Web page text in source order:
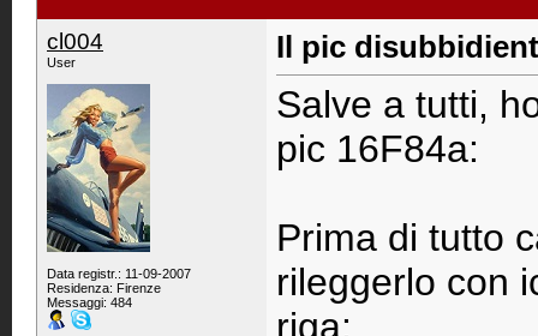
cl004
User
Data registr.: 11-09-2007
Residenza: Firenze
Messaggi: 484
Il pic
Salve a tutti,
pic 16F84a:
Prima di tutto
rileggerlo con
riga: